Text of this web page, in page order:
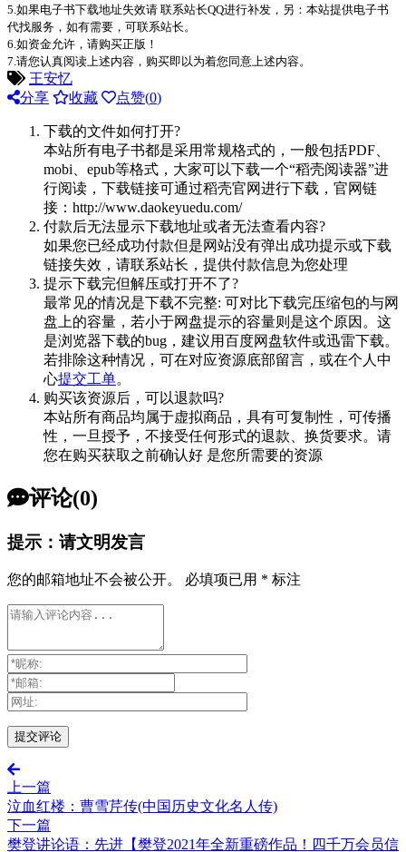
5.如果电子书下载地址失效请 联系站长QQ进行补发，另：本站提供电子书
代找服务，如有需要，可联系站长。
6.如资金允许，请购买正版！
7.请您认真阅读上述内容，购买即以为着您同意上述内容。
王安忆
分享
收藏 点赞(0)
下载的文件如何打开?
本站所有电子书都是采用常规格式的，一般包括PDF、
mobi、epub等格式，大家可以下载一个“稻壳阅读器”进
行阅读，下载链接可通过稻壳官网进行下载，官网链
接：http://www.daokeyuedu.com/
付款后无法显示下载地址或者无法查看内容?
如果您已经成功付款但是网站没有弹出成功提示或下载
链接失效，请联系站长，提供付款信息为您处理
提示下载完但解压或打开不了?
最常见的情况是下载不完整: 可对比下载完压缩包的与网
盘上的容量，若小于网盘提示的容量则是这个原因。这
是浏览器下载的bug，建议用百度网盘软件或迅雷下载。
若排除这种情况，可在对应资源底部留言，或在个人中
心提交工单。
购买该资源后，可以退款吗?
本站所有商品均属于虚拟商品，具有可复制性，可传播
性，一旦授予，不接受任何形式的退款、换货要求。请
您在购买获取之前确认好 是您所需要的资源
评论(0)
提示：请文明发言
您的邮箱地址不会被公开。 必填项已用 * 标注
上一篇
泣血红楼：曹雪芹传(中国历史文化名人传)
下一篇
樊登讲论语：先进【樊登2021年全新重磅作品！四千万会员信